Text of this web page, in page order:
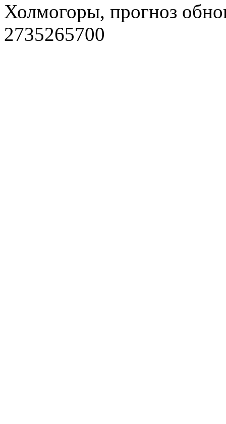
Холмогоры, прогноз
2735265700